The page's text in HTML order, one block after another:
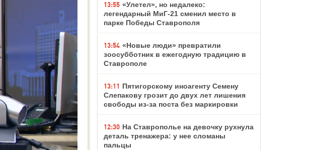
13:55 «Улетел», но недалеко:
легендарный МиГ-21 сменил место в
парке Победы Ставрополя
13:54 «Новые люди» превратили
зоосубботник в ежегодную традицию в
Ставрополе
13:11 Пятигорскому иноагенту Семену
Слепакову грозит до двух лет лишения
свободы из-за поста без маркировки
12:30 На Ставрополье на девочку рухнула
деталь тренажера: у нее сломаны
пальцы